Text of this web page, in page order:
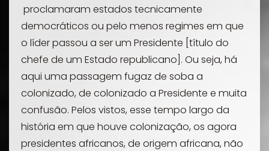
proclamaram estados tecnicamente
democráticos ou pelo menos regimes em que
o líder passou a ser um Presidente [título do
chefe de um Estado republicano]. Ou seja, há
aqui uma passagem fugaz de soba a
colonizado, de colonizado a Presidente e muita
confusão. Pelos vistos, esse tempo largo da
história em que houve colonização, os agora
presidentes africanos, de origem africana, não